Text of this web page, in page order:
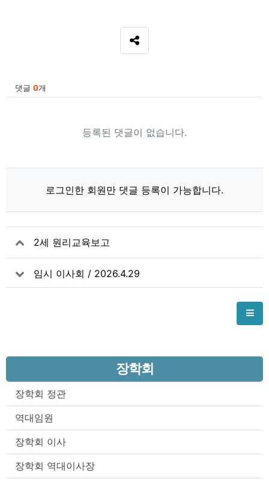
SNS 공유
댓글 0개
등록된 댓글이 없습니다.
로그인한 회원만 댓글 등록이 가능합니다.
2세 원리교육보고
임시 이사회 / 2026.4.29
장학회
장학회 정관
역대임원
장학회 이사
장학회 역대이사장